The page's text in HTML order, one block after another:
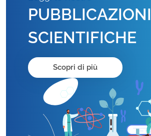
PUBBLICAZIONI
SCIENTIFICHE
Scopri di più